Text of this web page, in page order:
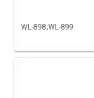
WL-898;WL-899